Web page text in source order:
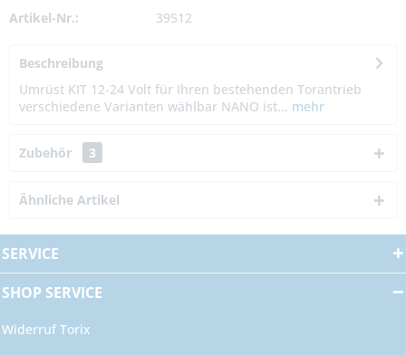
Artikel-Nr.: 39512
Beschreibung
Umrüst KIT 12-24 Volt für Ihren bestehenden Torantrieb
verschiedene Varianten wählbar NANO ist... mehr
Zubehör 3
Ähnliche Artikel
SERVICE
SHOP SERVICE
Widerruf Torix